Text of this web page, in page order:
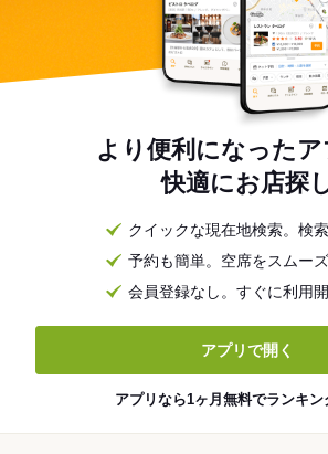
より便利になった
快適にお店探
クイックな現在地検索。検
予約も簡単。空席をスムー
会員登録なし。すぐに利用
アプリで開く
アプリなら1ヶ月無料でランキン